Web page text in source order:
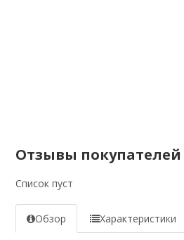
Отзывы покупателей
Список пуст
Обзор Характеристики